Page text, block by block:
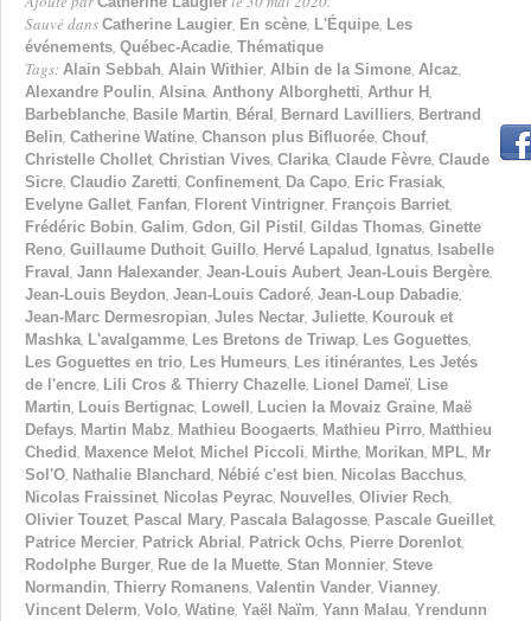
Sauvé dans Catherine Laugier, En scène, L'Équipe, Les
événements, Québec-Acadie, Thématique
Tags: Alain Sebbah, Alain Withier, Albin de la Simone, Alcaz,
Alexandre Poulin, Alsina, Anthony Alborghetti, Arthur H,
Barbeblanche, Basile Martin, Béral , Bernard Lavilliers, Bertrand
Belin, Catherine Watine, Chanson plus Bifluorée, Chouf,
Christelle Chollet, Christian Vives, Clarika, Claude Fèvre, Claude
Sicre, Claudio Zaretti, Confinement, Da Capo, Eric Frasiak,
Evelyne Gallet, Fanfan, Florent Vintrigner, François Barriet,
Frédéric Bobin, Galim, Gdon, Gil Pistil , Gildas Thomas, Ginette
Reno, Guillaume Duthoit, Guillo, Hervé Lapalud, Ignatus, Isabelle
Fraval , Jann Halexander, Jean-Louis Aubert, Jean-Louis Bergère,
Jean-Louis Beydon, Jean-Louis Cadoré, Jean-Loup Dabadie,
Jean-Marc Dermesropian, Jules Nectar, Juliette, Kourouk et
Mashka, L'avalgamme, Les Bretons de Triwap, Les Goguettes,
Les Goguettes en trio, Les Humeurs, Les itinérantes, Les Jetés
de l'encre, Lili Cros & Thierry Chazelle, Lionel Dameï, Lise
Martin, Louis Bertignac, Lowell , Lucien la Movaiz Graine, Maë
Defays, Martin Mabz, Mathieu Boogaerts, Mathieu Pirro, Matthieu
Chedid, Maxence Melot, Michel Piccoli, Mirthe, Morikan, MPL, Mr
Sol'O, Nathalie Blanchard, Nébié c'est bien, Nicolas Bacchus,
Nicolas Fraissinet, Nicolas Peyrac, Nouvelles, Olivier Rech,
Olivier Touzet, Pascal Mary, Pascala Balagosse, Pascale Gueillet,
Patrice Mercier, Patrick Abrial , Patrick Ochs, Pierre Dorenlot,
Rodolphe Burger, Rue de la Muette, Stan Monnier, Steve
Normandin, Thierry Romanens, Valentin Vander, Vianney,
Vincent Delerm, Volo, Watine, Yaël Naïm, Yann Malau, Yrendunn